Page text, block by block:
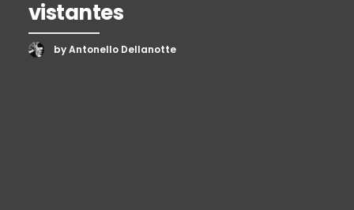
vistantes
by Antonello Dellanotte